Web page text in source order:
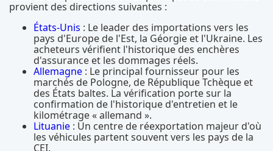
provient des directions suivantes :
États-Unis : Le leader des importations vers les
pays d'Europe de l'Est, la Géorgie et l'Ukraine. Les
acheteurs vérifient l'historique des enchères
d'assurance et les dommages réels.
Allemagne : Le principal fournisseur pour les
marchés de Pologne, de République Tchèque et
des États baltes. La vérification porte sur la
confirmation de l'historique d'entretien et le
kilométrage « allemand ».
Lituanie : Un centre de réexportation majeur d'où
les véhicules partent souvent vers les pays de la
CEI.